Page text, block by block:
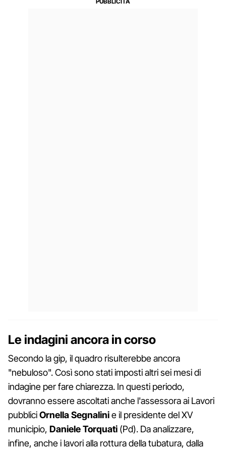
Le indagini ancora in corso
Secondo la gip, il quadro risulterebbe ancora
"nebuloso". Così sono stati imposti altri sei mesi di
indagine per fare chiarezza. In questi periodo,
dovranno essere ascoltati anche l'assessora ai Lavori
pubbliciOrnella Segnalinie il presidente del XV
municipio, DanieleTorquati (Pd). Da analizzare,
infine, anche i lavori alla rottura della tubatura, dalla